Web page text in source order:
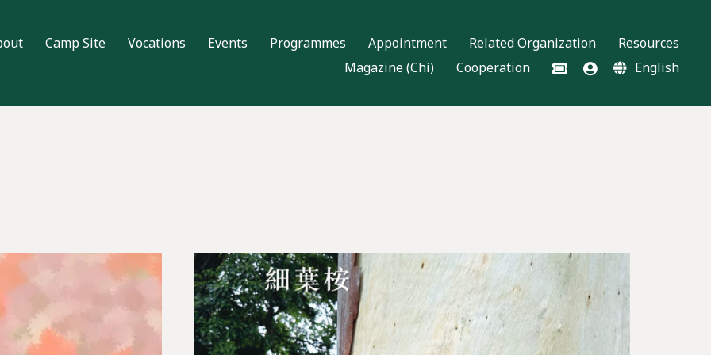
Camp Site Vocations Events Programmes Appointment Related Organization
Resources
Magazine (Chi)
Cooperation English